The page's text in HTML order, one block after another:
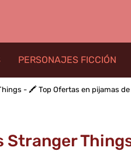
PERSONAJES FICCIÓN
- 🖍️ Top Ofertas en pijamas
Stranger